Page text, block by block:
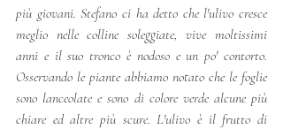
più giovani. Stefano ci ha detto che l'ulivo cresce
meglio nelle colline soleggiate, vive moltissimi
anni e il suo tronco è nodoso e un po' contorto.
Osservando le piante abbiamo notato che le foglie
sono lanceolate e sono di colore verde alcune più
chiare ed altre più scure. L'ulivo è il frutto di